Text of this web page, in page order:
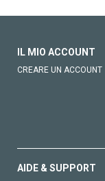
IL MIO ACCOUNT
CREARE UN ACCOUNT
AIDE & SUPPORT